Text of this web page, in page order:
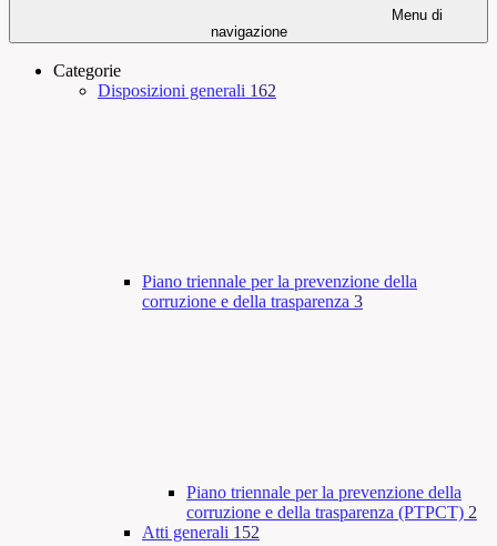
Menu di
navigazione
Categorie
Disposizioni generali 162
Piano triennale per la prevenzione della
corruzione e della trasparenza 3
Piano triennale per la prevenzione della
corruzione e della trasparenza (PTPCT) 2
Atti generali 152